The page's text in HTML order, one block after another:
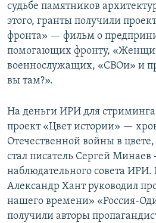
судьбе памятников
этого, гранты получили
фронта» — фильм о
помогающих фронту,
военнослужащих, «СВОи» и
вы там?».
На деньги ИРИ для
проект «Цвет истории» —
Отечественной войны в
стал писатель Сергей Минаев
наблюдательного совета
Александр Хант руководил
нашего времени» «Россия-
получили авторы